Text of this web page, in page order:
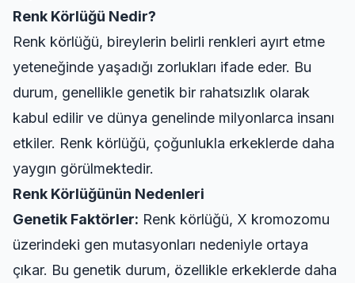
Renk Körlüğü Nedir?
Renk körlüğü, bireylerin belirli renkleri ayırt etme
yeteneğinde yaşadığı zorlukları ifade eder. Bu
durum, genellikle genetik bir rahatsızlık olarak
kabul edilir ve dünya genelinde milyonlarca insanı
etkiler. Renk körlüğü, çoğunlukla erkeklerde daha
yaygın görülmektedir.
Renk Körlüğünün Nedenleri
Genetik Faktörler: Renk körlüğü, X kromozomu
üzerindeki gen mutasyonları nedeniyle ortaya
çıkar. Bu genetik durum, özellikle erkeklerde daha